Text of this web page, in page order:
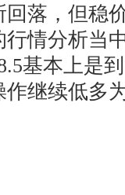
回落，但稳
情分析当
基本上是
继续低多